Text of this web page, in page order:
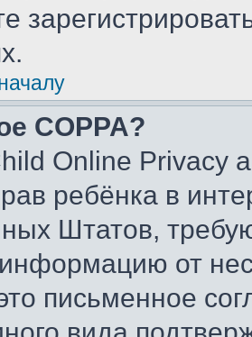
COPPA?
Online Privacy
ребёнка в
Штатов,
от
письменное